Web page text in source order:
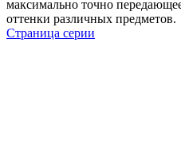
максимально точно
оттенки различных предметов.
Страница серии